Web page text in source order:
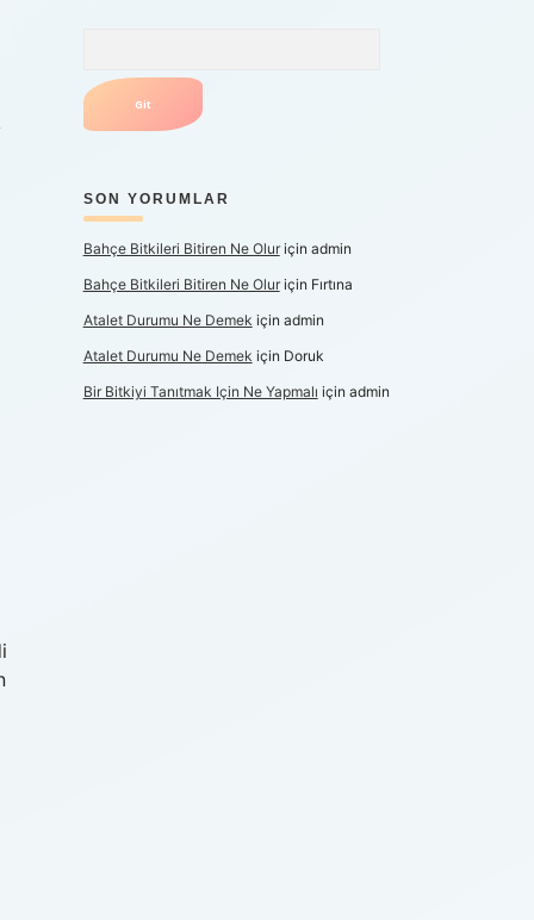
SON YORUMLAR
Bahçe Bitkileri Bitiren Ne Oluriçin admin
Bahçe Bitkileri Bitiren Ne Oluriçin Fırtına
Atalet Durumu Ne Demek için admin
Atalet Durumu Ne Demek için Doruk
Bir Bitkiyi Tanıtmak Için Ne Yapmalı için admin